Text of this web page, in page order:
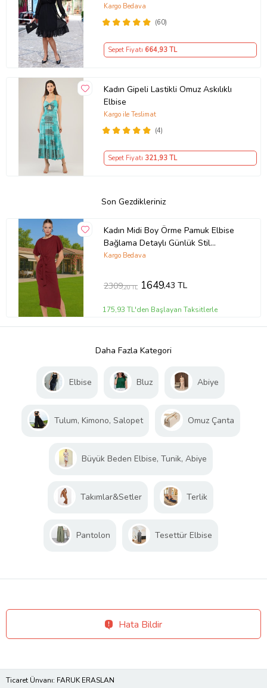
(60)
Kargo Bedava
Sepet Fiyatı 664,93 TL
Kadın Gipeli Lastikli Omuz Askılıklı
Elbise
(4)
Kargo ile Teslimat
Sepet Fiyatı 321,93 TL
Son Gezdikleriniz
Kadın Midi Boy Örme Pamuk Elbise
Bağlama Detaylı Günlük Stil
Mükemmel Uyum Özenle Seçilmiş
Kargo Bedava
2309,20 TL 1649,43 TL
175,93 TL'den Başlayan Taksitlerle
Daha Fazla Kategori
Elbise Bluz Abiye
Tulum, Kimono, Salopet Omuz Çanta
Büyük Beden Elbise, Tunik, Abiye
Takımlar&Setler Terlik
Pantolon Tesettür Elbise
Hata Bildir
Ticaret Ünvanı: FARUK ERASLAN